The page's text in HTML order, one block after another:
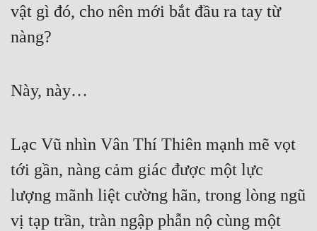
vật gì đó, cho nên mới bắt đầu ra tay từ
nàng?
Này, này…
Lạc Vũ nhìn Vân Thí Thiên mạnh mẽ vọt
tới gần, nàng cảm giác được một lực
lượng mãnh liệt cường hãn, trong lòng ngũ
vị tạp trần, tràn ngập phẫn nộ cùng một